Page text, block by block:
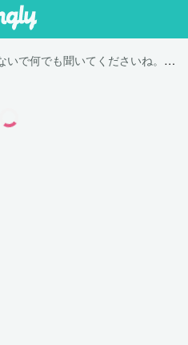
「遠慮しないで何でも聞いてくださいね。」は英語で "Feel free to ask me anything."